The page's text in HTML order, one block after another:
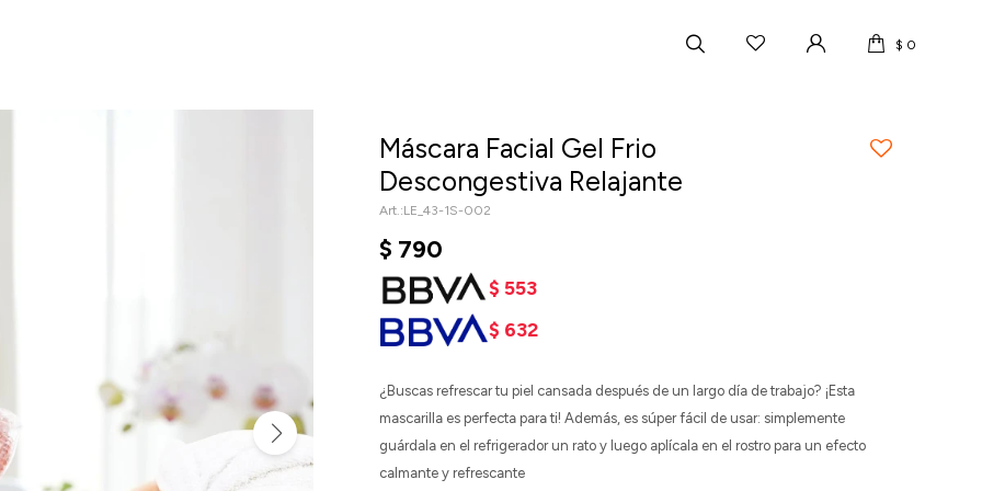
$ 0
Máscara Facial Gel Frio
Descongestiva Relajante
LE_43-1S-002
$ 790
$ 553
$ 632
¿Buscas refrescar tu piel cansada después de un largo día de trabajo? ¡Esta
mascarilla es perfecta para ti! Además, es súper fácil de usar: simplemente
guárdala en el refrigerador un rato y luego aplícala en el rostro para un efecto
calmante y refrescante